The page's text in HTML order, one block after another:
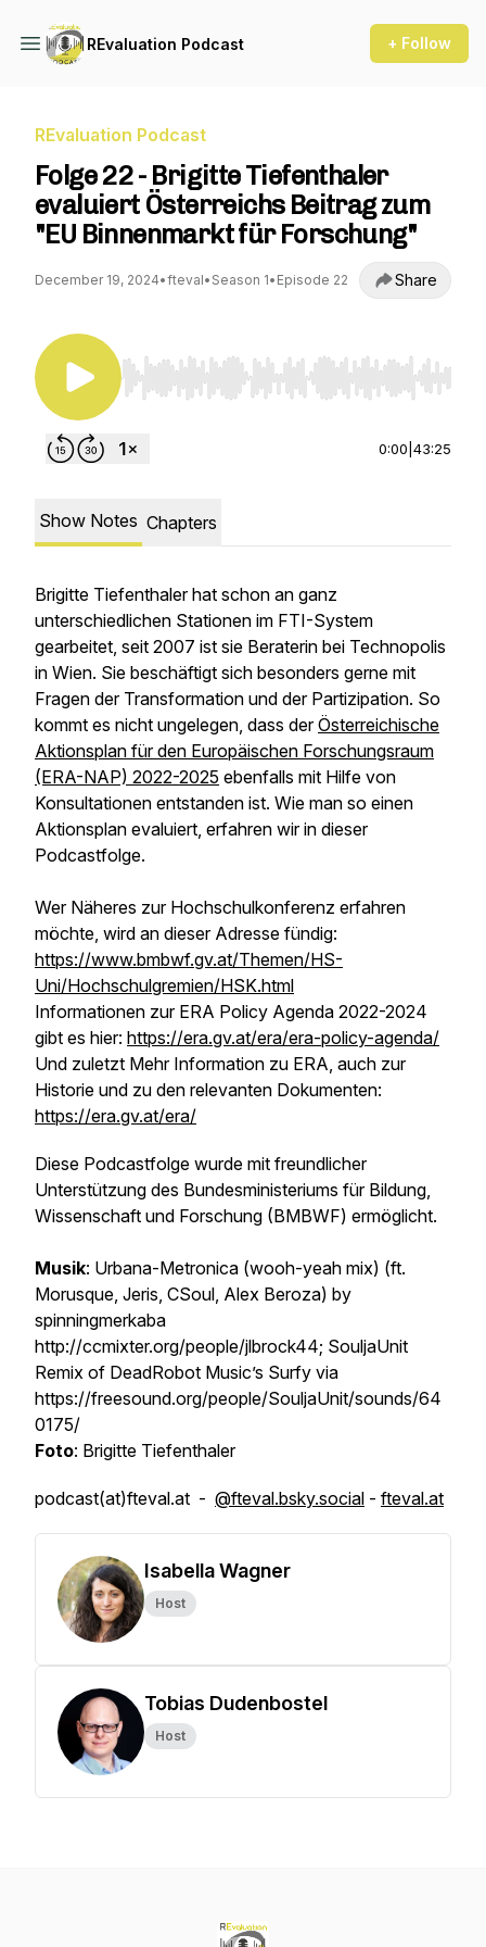
REvaluation Podcast + Follow
REvaluation Podcast
Folge 22 - Brigitte Tiefenthaler
evaluiert Österreichs Beitrag zum
"EU Binnenmarkt für Forschung"
December 19, 2024•fteval• Season 1• Episode 22 Share
Use Left/Right to seek, Home/End to jump to
0:00 43:25
Show Notes Chapters
Brigitte Tiefenthaler hat schon an ganz
unterschiedlichen Stationen im FTI-System
gearbeitet, seit 2007 ist sie Beraterin bei Technopolis
in Wien. Sie beschäftigt sich besonders gerne mit
Fragen der Transformation und der Partizipation. So
kommt es nicht ungelegen, dass derÖsterreichische
Aktionsplan für den Europäischen Forschungsraum
(ERA-NAP) 2022-2025 ebenfalls mit Hilfe von
Konsultationen entstanden ist. Wie man so einen
Aktionsplan evaluiert, erfahren wir in dieser
Podcastfolge.
Wer Näheres zur Hochschulkonferenz erfahren
möchte, wird an dieser Adresse fündig:
https://www.bmbwf.gv.at/Themen/HS-
Uni/Hochschulgremien/HSK.html
Informationen zur ERA Policy Agenda 2022-2024
gibt es hier: https://era.gv.at/era/era-policy-agenda/
Und zuletzt Mehr Information zu ERA, auch zur
Historie und zu den relevanten Dokumenten:
https://era.gv.at/era/
Diese Podcastfolge wurde mit freundlicher
Unterstützung des Bundesministeriums für Bildung,
Wissenschaft und Forschung (BMBWF) ermöglicht.
Musik: Urbana-Metronica (wooh-yeah mix) (ft.
Morusque, Jeris, CSoul, Alex Beroza) by
spinningmerkaba
http://ccmixter.org/people/jlbrock44; SouljaUnit
Remix of DeadRobot Music’s Surfy via
https://freesound.org/people/SouljaUnit/sounds/64
0175/
Foto: Brigitte Tiefenthaler
podcast(at)fteval.at - @fteval.bsky.social - fteval.at
Isabella Wagner
Host
Tobias Dudenbostel
Host